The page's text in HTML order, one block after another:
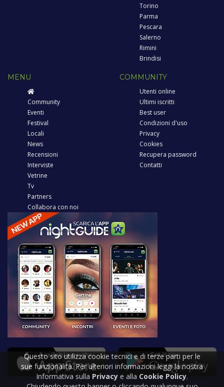
Torino
Parma
Pescara
Salerno
Rimini
Brindisi
MENU
Community
Eventi
Festival
Locali
News
Recensioni
Interviste
Vetrine
Tv
Partners
Collabora con noi
COMMUNITY
Utenti online
Ultimi iscritti
Best user
Condizioni d'uso
Privacy
Cookies
Recupera password
Contatti
Questo sito utilizza cookie tecnici e di terze parti per le
sue funzionalità. Per ulteriori informazioni leggi la nostra
Informativa sulla Privacy e alla Cookie Policy.